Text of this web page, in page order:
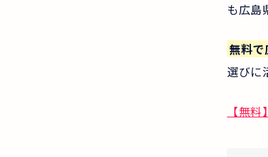
も広島
無料で
選びに
【無